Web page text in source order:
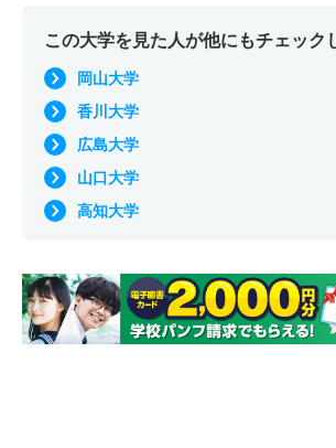
この大学を見た人が他にもチェック
岡山大学
香川大学
広島大学
山口大学
高知大学